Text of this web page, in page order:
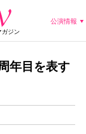
ガジン
公演情報
年目を表す